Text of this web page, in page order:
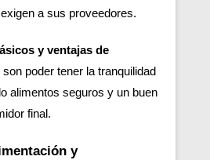
a sus proveedores.
y ventajas de
son poder tener la tranquilidad
alimentos seguros y un buen
final.
y